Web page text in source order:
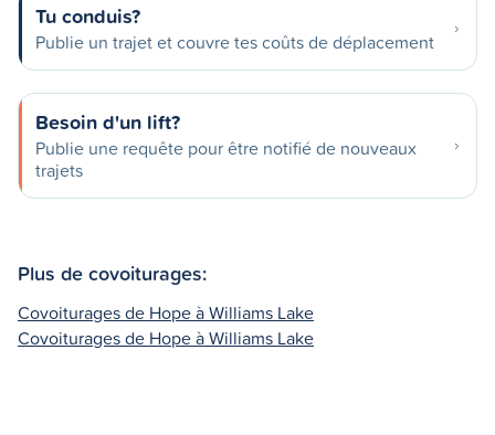
Tu conduis?
Publie un trajet et couvre tes coûts de déplacement
Besoin d'un lift?
Publie une requête pour être notifié de nouveaux
trajets
Plus de covoiturages:
Covoiturages de Hope à Williams Lake
Covoiturages de Hope à Williams Lake